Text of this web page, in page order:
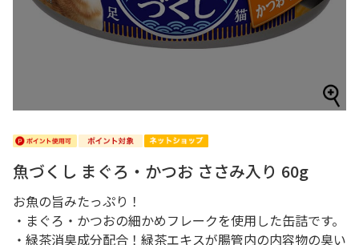
魚づくし まぐろ・かつお ささみ入り 60g
お魚の旨みたっぷり！
・まぐろ・かつおの細かめフレークを使用した缶詰です。
・緑茶消臭成分配合！緑茶エキスが腸管内の内容物の臭い